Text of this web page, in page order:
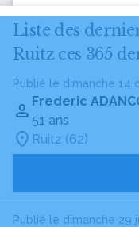
Liste des
Ruitz ces 365
Publié le dimanche 14
Frederic
51 ans
Ruitz (62)
Publié le dimanche 29